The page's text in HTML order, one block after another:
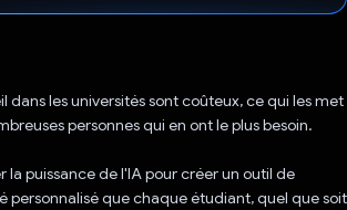
dans les universités sont coûteux, ce qui les met
personnes qui en ont le plus besoin.
la puissance de l'IA pour créer un outil de
personnalisé que chaque étudiant, quel que soit